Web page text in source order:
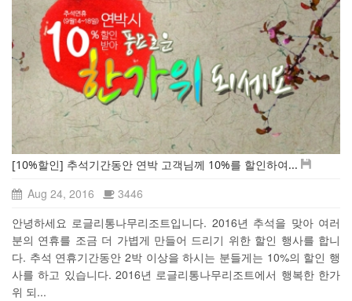
[10%할인] 추석기간동안 연박 고객님께 10%를 할인하여...
Aug 24, 2016
3446
안녕하세요 로글리통나무리조트입니다. 2016년 추석을 맞아 여러
분의 연휴를 조금 더 가볍게 만들어 드리기 위한 할인 행사를 합니
다. 추석 연휴기간동안 2박 이상을 하시는 분들게는 10%의 할인 행
사를 하고 있습니다. 2016년 로글리통나무리조트에서 행복한 한가
위 되...